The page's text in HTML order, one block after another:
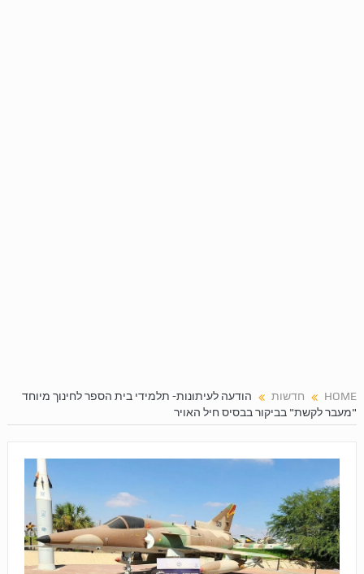
HOME חדשות
הודעה לעיתונות- תלמידי בית הספר לחינוך מיוחד
"מעבר לקשת" בביקור בבסיס חיל האויר